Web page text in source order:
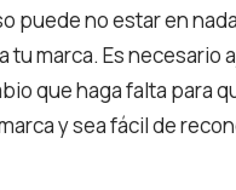
puede no estar en nada
tu marca. Es necesario
que haga falta para
y sea fácil de